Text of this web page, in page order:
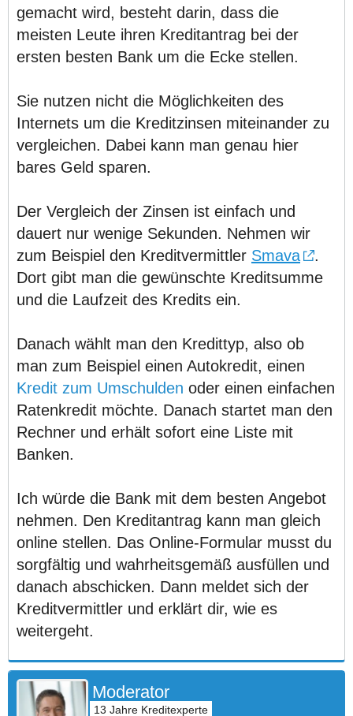
gemacht wird, besteht darin, dass die
meisten Leute ihren Kreditantrag bei der
ersten besten Bank um die Ecke stellen.
Sie nutzen nicht die Möglichkeiten des
Internets um die Kreditzinsen miteinander zu
vergleichen. Dabei kann man genau hier
bares Geld sparen.
Der Vergleich der Zinsen ist einfach und
dauert nur wenige Sekunden. Nehmen wir
zum Beispiel den Kreditvermittler Smava
.
Dort gibt man die gewünschte Kreditsumme
und die Laufzeit des Kredits ein.
Danach wählt man den Kredittyp, also ob
man zum Beispiel einen Autokredit, einen
Kredit zum Umschulden oder einen einfachen
Ratenkredit möchte. Danach startet man den
Rechner und erhält sofort eine Liste mit
Banken.
Ich würde die Bank mit dem besten Angebot
nehmen. Den Kreditantrag kann man gleich
online stellen. Das Online-Formular musst du
sorgfältig und wahrheitsgemäß ausfüllen und
danach abschicken. Dann meldet sich der
Kreditvermittler und erklärt dir, wie es
weitergeht.
Moderator